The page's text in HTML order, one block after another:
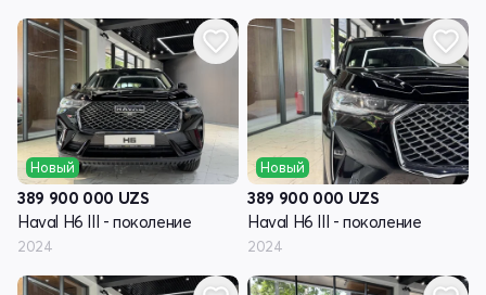
Новый
389 900 000 UZS
Haval H6 III - поколение
2024
Новый
389 900 000 UZS
Haval H6 III - поколение
2024